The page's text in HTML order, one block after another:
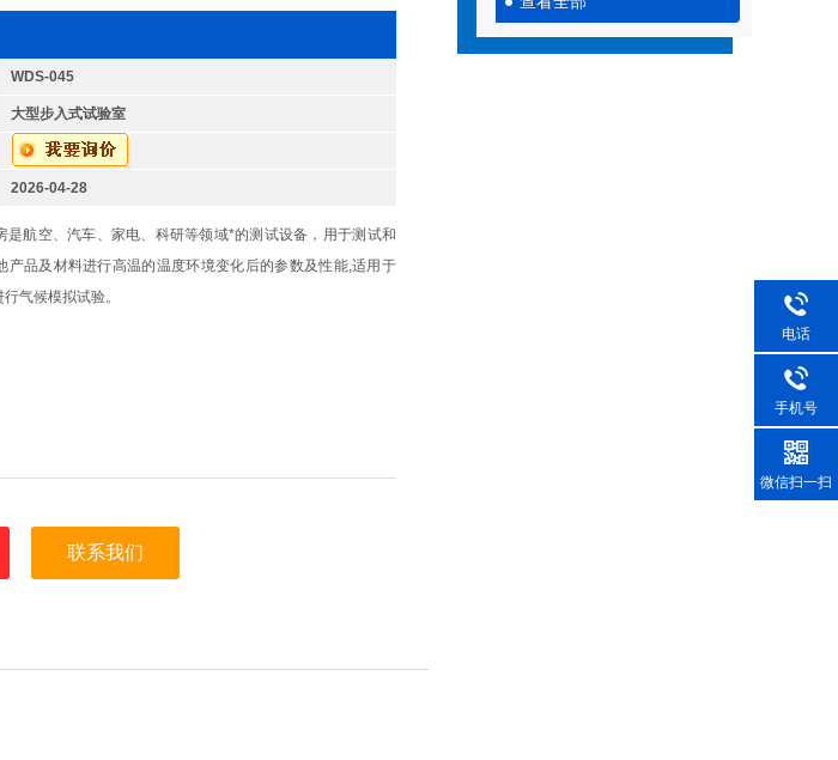
WDS-045
大型步入式试验室
2026-04-28
是航空、汽车、家电、科研等领域*的测试设备，用于测试和
产品及材料进行高温的温度环境变化后的参数及性能,适用于
气候模拟试验。
联系我们
电话
手机号
微信扫一扫